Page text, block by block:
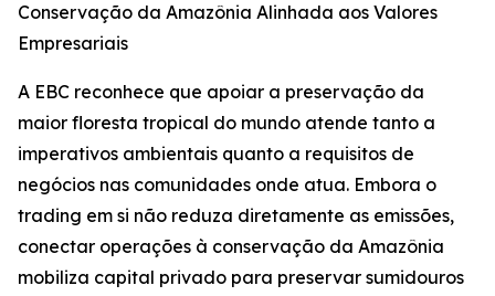
Conservação da Amazônia Alinhada aos Valores
Empresariais
A EBC reconhece que apoiar a preservação da
maior floresta tropical do mundo atende tanto a
imperativos ambientais quanto a requisitos de
negócios nas comunidades onde atua. Embora o
trading em si não reduza diretamente as emissões,
conectar operações à conservação da Amazônia
mobiliza capital privado para preservar sumidouros